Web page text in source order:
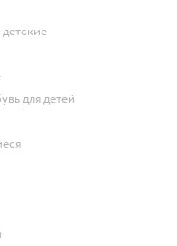
для детей